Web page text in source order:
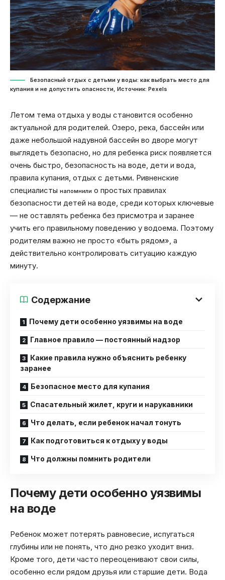
Безопасный отдых с детьми у воды: как выбрать место для
купания и не допустить опасности, Источник: Pexels
Летом тема отдыха у воды становится особенно
актуальной для родителей. Озеро, река, бассейн или
даже небольшой надувной бассейн во дворе могут
выглядеть безопасно, но для ребенка риск появляется
очень быстро, безопасность на воде, дети и вода,
правила купания, отдых с детьми. Ривненские
специалисты напомнили о простых правилах
безопасности детей на воде, среди которых ключевые
— не оставлять ребенка без присмотра и заранее
учить его правильному поведению у водоема. Поэтому
родителям важно не просто «быть рядом», а
действительно контролировать ситуацию каждую
минуту.
Содержание
Почему дети особенно уязвимы на воде
Главное правило — постоянный надзор
Какие правила нужно объяснить ребенку
заранее
Безопасное место для купания
Спасательный жилет, круги и нарукавники
Что делать, если ребенок начал тонуть
Как подготовиться к отдыху у воды
Что должны помнить родители
Почему дети особенно уязвимы
на воде
Ребенок может потерять равновесие, испугаться
глубины или не понять, что дно резко уходит вниз.
Кроме того, дети часто переоценивают свои силы,
особенно если рядом друзья или старшие дети. Вода